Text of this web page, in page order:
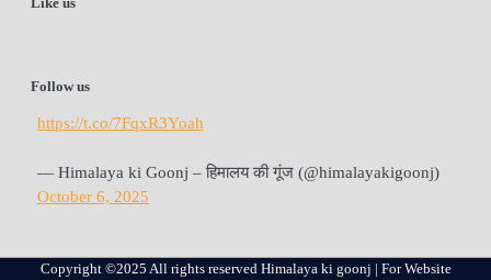
Follow us
https://t.co/7FqxR3Yoah
— Himalaya ki Goonj – हिमालय की गूंज (@himalayakigoonj)
October 6, 2025
Copyright ©2025 All rights reserved Himalaya ki goonj | For Website